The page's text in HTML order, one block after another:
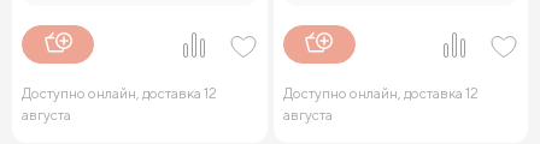
Доступно онлайн, доставка 12
августа
Доступно онлайн, доставка 12
августа